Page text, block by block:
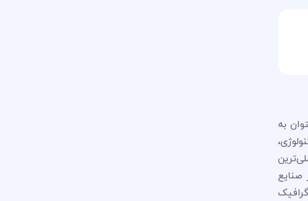
به
صنایع